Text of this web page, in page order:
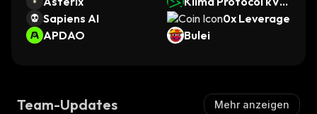
M
Sapiens AI
0x Leverage
APDAO
Bulei
Team-Updates Mehr anzeigen